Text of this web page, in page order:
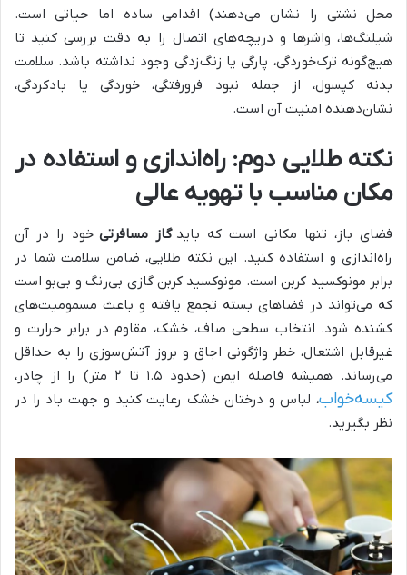
محل نشتی را نشان می‌دهند) اقدامی ساده اما حیاتی است.
شیلنگ‌ها، واشرها و دریچه‌های اتصال را به دقت بررسی کنید تا
هیچ‌گونه ترک‌خوردگی، پارگی یا زنگ‌زدگی وجود نداشته باشد. سلامت
بدنه کپسول، از جمله نبود فرورفتگی، خوردگی یا بادکردگی،
نشان‌دهنده امنیت آن است.
نکته طلایی دوم: راه‌اندازی و استفاده در
مکان مناسب با تهویه عالی
فضای باز، تنها مکانی است که باید گاز مسافرتی خود را در آن
راه‌اندازی و استفاده کنید. این نکته طلایی، ضامن سلامت شما در
برابر مونوکسید کربن است. مونوکسید کربن گازی بی‌رنگ و بی‌بو است
که می‌تواند در فضاهای بسته تجمع یافته و باعث مسمومیت‌های
کشنده شود. انتخاب سطحی صاف، خشک، مقاوم در برابر حرارت و
غیرقابل اشتعال، خطر واژگونی اجاق و بروز آتش‌سوزی را به حداقل
می‌رساند. همیشه فاصله ایمن (حدود ۱.۵ تا ۲ متر) را از چادر،
کیسه‌خواب، لباس و درختان خشک رعایت کنید و جهت باد را در
نظر بگیرید.